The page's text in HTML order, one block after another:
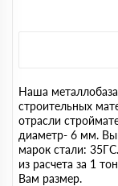
Наша
строительных
отрасли
диаметр- 6 мм.
марок стали:
из расчета за 1
Вам размер.